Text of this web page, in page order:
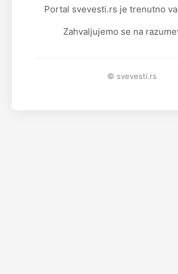
Portal svevesti.rs je trenutno
Zahvaljujemo se na
© svevesti.rs